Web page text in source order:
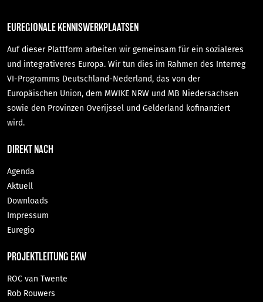
EUREGIONALE KENNISWERKPLAATSEN
Auf dieser Plattform arbeiten wir gemeinsam für ein sozialeres
und integrativeres Europa. Wir tun dies im Rahmen des Interreg
VI-Programms Deutschland-Nederland, das von der
Europäischen Union, dem MWIKE NRW und MB Niedersachsen
sowie den Provinzen Overijssel und Gelderland kofinanziert
wird.
DIREKT NACH
Agenda
Aktuell
Downloads
Impressum
Euregio
PROJEKTLEITUNG EKW
ROC van Twente
Rob Rouwers